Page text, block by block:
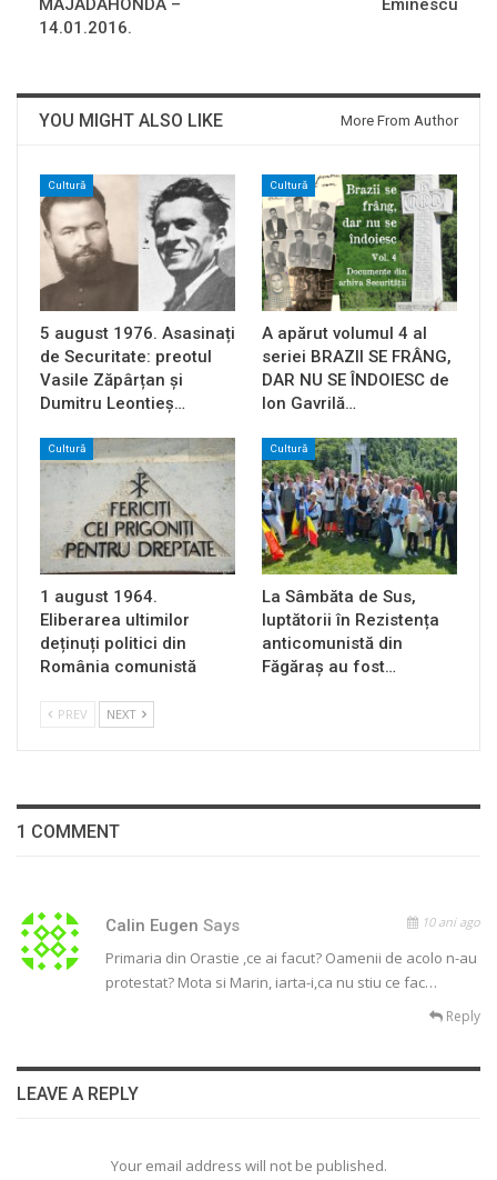
MAJADAHONDA –
14.01.2016.
Eminescu
YOU MIGHT ALSO LIKE More From Author
Cultură
5 august 1976. Asasinați
de Securitate: preotul
Vasile Zăpârțan și
Dumitru Leontieș…
Cultură
A apărut volumul 4 al
seriei BRAZII SE FRÂNG,
DAR NU SE ÎNDOIESC de
Ion Gavrilă…
Cultură
1 august 1964.
Eliberarea ultimilor
deținuți politici din
România comunistă
Cultură
La Sâmbăta de Sus,
luptătorii în Rezistența
anticomunistă din
Făgăraș au fost…
PREV NEXT
1 COMMENT
Calin Eugen Says 10 ani ago
Primaria din Orastie ,ce ai facut? Oamenii de acolo n-au
protestat? Mota si Marin, iarta-i,ca nu stiu ce fac…
Reply
LEAVE A REPLY
Your email address will not be published.